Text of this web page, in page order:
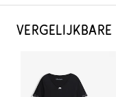
VERGELIJKBARE